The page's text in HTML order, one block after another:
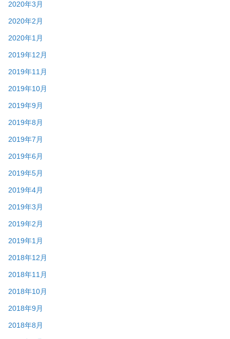
2020年3月
2020年2月
2020年1月
2019年12月
2019年11月
2019年10月
2019年9月
2019年8月
2019年7月
2019年6月
2019年5月
2019年4月
2019年3月
2019年2月
2019年1月
2018年12月
2018年11月
2018年10月
2018年9月
2018年8月